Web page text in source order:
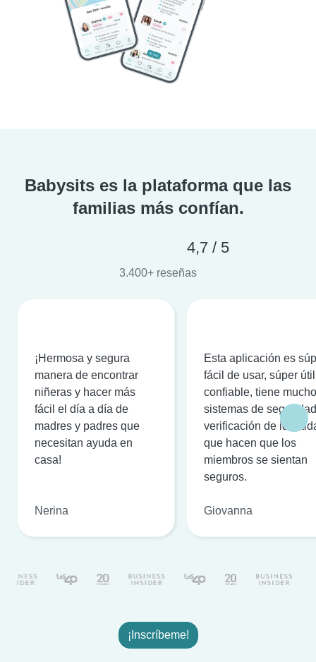
Babysits es la plataforma que las
familias más confían.
4,7 / 5
3.400+ reseñas
¡Hermosa y segura
manera de encontrar
niñeras y hacer más
fácil el día a día de
madres y padres que
necesitan ayuda en
casa!
Nerina
Esta aplicación es
fácil de usar, súper
confiable, tiene
sistemas de
verificación de
que hacen que los
miembros se sientan
seguros.
Giovanna
¡Inscríbeme!